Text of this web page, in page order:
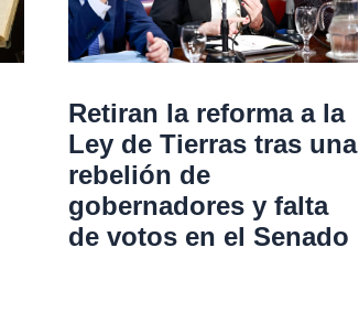
Retiran la reforma a la
Ley de Tierras tras una
rebelión de
gobernadores y falta
de votos en el Senado